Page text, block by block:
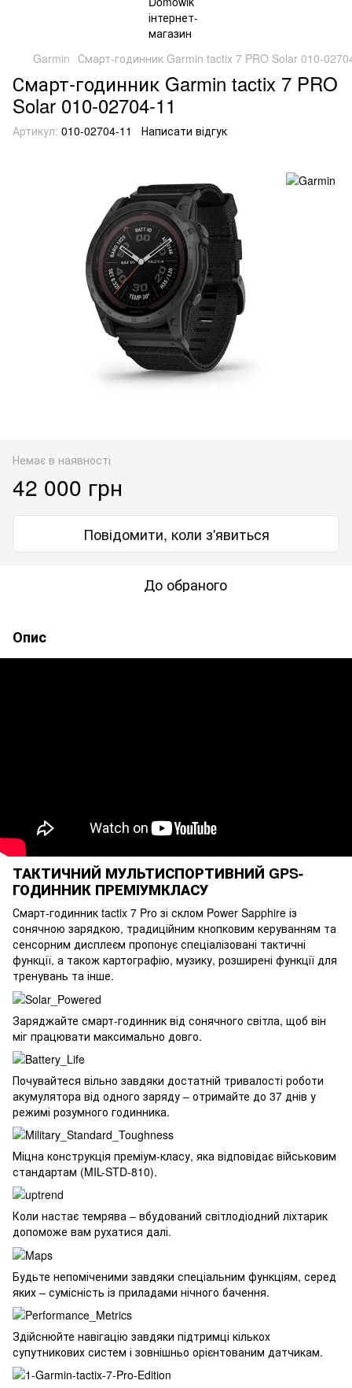
Garmin Смарт-годинник Garmin tactix 7 PRO Solar 010-
Смарт-годинник Garmin tactix 7 PRO
Solar 010-02704-11
Артикул: 010-02704-11 Написати відгук
Немає в наявності
42 000 грн
Повідомити, коли з'явиться
До обраного
Опис
ТАКТИЧНИЙ МУЛЬТИСПОРТИВНИЙ GPS-
ГОДИННИК ПРЕМІУМКЛАСУ
Смарт-годинник tactix 7 Pro зі склом Power Sapphire із
сонячною зарядкою, традиційним кнопковим керуванням та
сенсорним дисплеєм пропонує спеціалізовані тактичні
функції, а також картографію, музику, розширені функції для
тренувань та інше.
Заряджайте смарт-годинник від сонячного світла, щоб він
міг працювати максимально довго.
Почувайтеся вільно завдяки достатній тривалості роботи
акумулятора від одного заряду – отримайте до 37 днів у
режимі розумного годинника.
Міцна конструкція преміум-класу, яка відповідає військовим
стандартам (MIL-STD-810).
Коли настає темрява – вбудований світлодіодний ліхтарик
допоможе вам рухатися далі.
Будьте непоміченими завдяки спеціальним функціям, серед
яких – сумісність із приладами нічного бачення.
Здійснюйте навігацію завдяки підтримці кількох
супутникових систем і зовнішньо орієнтованим датчикам.